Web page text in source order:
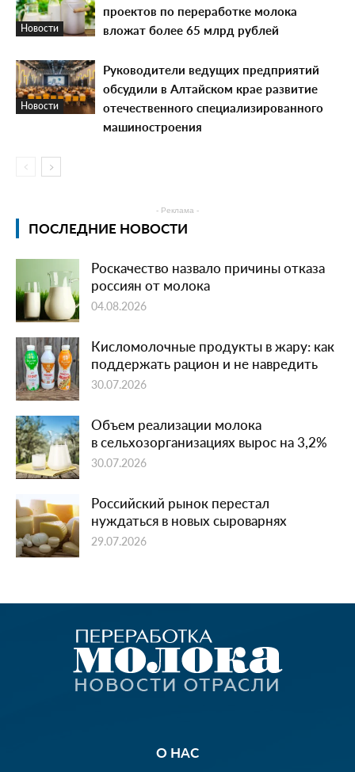
Новости
проектов по переработке молока
вложат более 65 млрд рублей
Новости
Руководители ведущих предприятий
обсудили в Алтайском крае развитие
отечественного специализированного
машиностроения
- Реклама -
ПОСЛЕДНИЕ НОВОСТИ
Роскачество назвало причины отказа
россиян от молока
04.08.2026
Кисломолочные продукты в жару: как
поддержать рацион и не навредить
30.07.2026
Объем реализации молока
в сельхозорганизациях вырос на 3,2%
30.07.2026
Российский рынок перестал
нуждаться в новых сыроварнях
29.07.2026
О НАС